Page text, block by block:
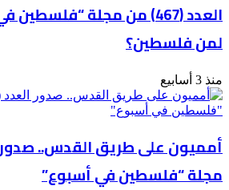
العدد (467) من مجلة
لمن فلسطين؟
منذ 3 أسابيع
مجلة “فلسطين في أسبوع”